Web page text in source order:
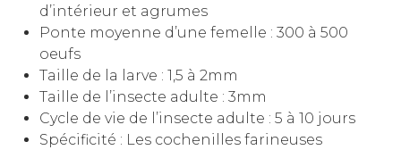
d’intérieur et agrumes
Ponte moyenne d’une femelle : 300 à 500
oeufs
Taille de la larve : 1,5 à 2mm
Taille de l’insecte adulte : 3mm
Cycle de vie de l’insecte adulte : 5 à 10 jours
Spécificité : Les cochenilles farineuses